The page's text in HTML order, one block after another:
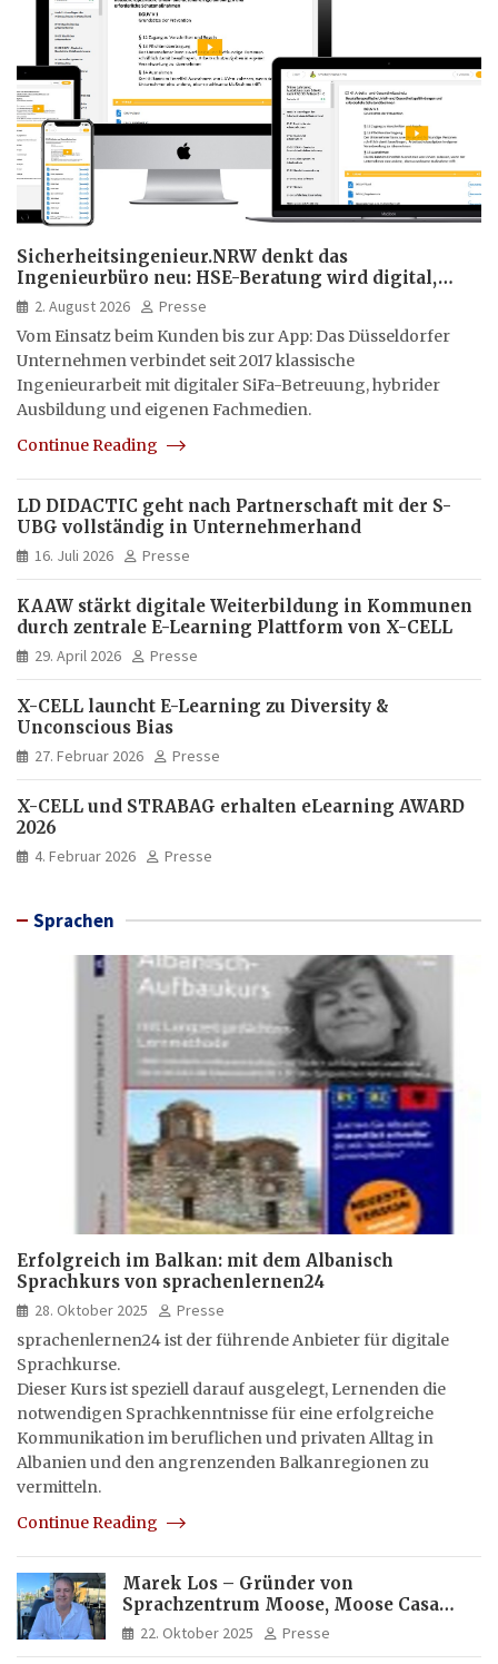
Sicherheitsingenieur.NRW denkt das
Ingenieurbüro neu: HSE-Beratung wird digital,
hybrid und multimedial
2. August 2026
Presse
Vom Einsatz beim Kunden bis zur App: Das Düsseldorfer
Unternehmen verbindet seit 2017 klassische
Ingenieurarbeit mit digitaler SiFa-Betreuung, hybrider
Ausbildung und eigenen Fachmedien.
Continue Reading
LD DIDACTIC geht nach Partnerschaft mit der S-
UBG vollständig in Unternehmerhand
16. Juli 2026 Presse
KAAW stärkt digitale Weiterbildung in Kommunen
durch zentrale E-Learning Plattform von X-CELL
29. April 2026 Presse
X-CELL launcht E-Learning zu Diversity &
Unconscious Bias
27. Februar 2026 Presse
X-CELL und STRABAG erhalten eLearning AWARD
2026
4. Februar 2026 Presse
Sprachen
Erfolgreich im Balkan: mit dem Albanisch
Sprachkurs von sprachenlernen24
28. Oktober 2025
Presse
sprachenlernen24 ist der führende Anbieter für digitale
Sprachkurse.
Dieser Kurs ist speziell darauf ausgelegt, Lernenden die
notwendigen Sprachkenntnisse für eine erfolgreiche
Kommunikation im beruflichen und privaten Alltag in
Albanien und den angrenzenden Balkanregionen zu
vermitteln.
Continue Reading
Marek Los – Gründer von
Sprachzentrum Moose, Moose Casa
Italia und Apartamento Brasil |
Internationaler Experte für Bildung
22. Oktober 2025 Presse